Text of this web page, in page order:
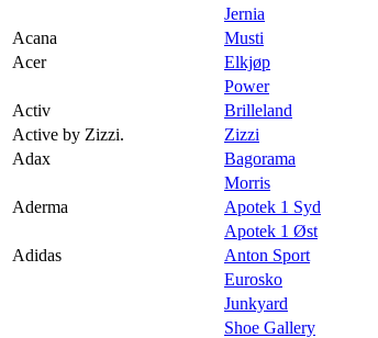
Jernia
Acana
Musti
Acer
Elkjøp
Power
Activ
Brilleland
Active by Zizzi.
Zizzi
Adax
Bagorama
Morris
Aderma
Apotek 1 Syd
Apotek 1 Øst
Adidas
Anton Sport
Eurosko
Junkyard
Shoe Gallery